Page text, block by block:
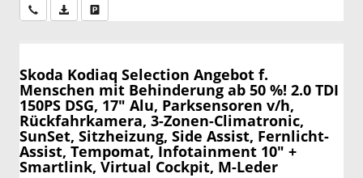
Wir rufen Sie anPDF-Datei, Fahrzeugexposé drucken
Skoda Kodiaq Selection Angebot f.
Menschen mit Behinderung ab 50 %! 2.0 TDI
150PS DSG, 17" Alu, Parksensoren v/h,
Rückfahrkamera, 3-Zonen-Climatronic,
SunSet, Sitzheizung, Side Assist, Fernlicht-
Assist, Tempomat, Infotainment 10" +
Smartlink, Virtual Cockpit, M-Leder